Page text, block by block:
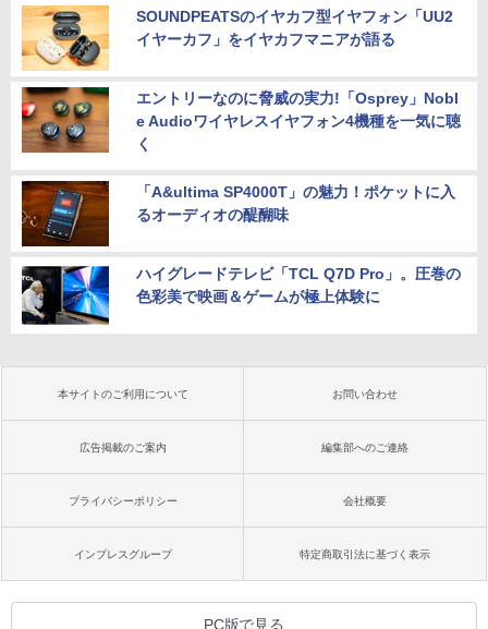
SOUNDPEATSのイヤカフ型イヤフォン「UU2
イヤーカフ」をイヤカフマニアが語る
エントリーなのに脅威の実力!「Osprey」Nobl
e Audioワイヤレスイヤフォン4機種を一気に聴
く
「A&ultima SP4000T」の魅力！ポケットに入
るオーディオの醍醐味
ハイグレードテレビ「TCL Q7D Pro」。圧巻の
色彩美で映画＆ゲームが極上体験に
本サイトのご利用について お問い合わせ
広告掲載のご案内 編集部へのご連絡
プライバシーポリシー 会社概要
インプレスグループ 特定商取引法に基づく表示
PC版で見る